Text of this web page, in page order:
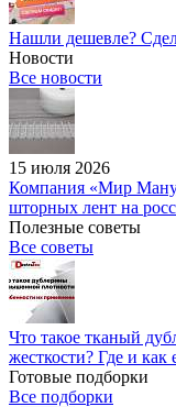
Нашли дешевле?
Новости
Все новости
15 июля 2026
Компания «Мир
шторных лент на
Полезные советы
Все советы
Что такое тканый
жесткости? Где и
Готовые подборки
Все подборки